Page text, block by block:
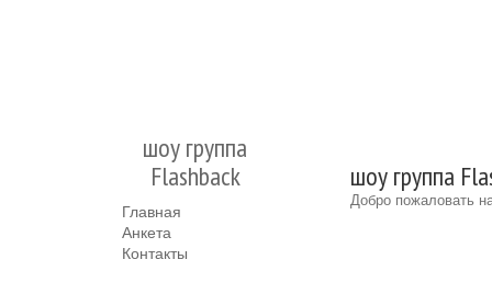
шоу группа
Flashback
Главная
Анкета
Контакты
шоу группа
Добро пожаловать